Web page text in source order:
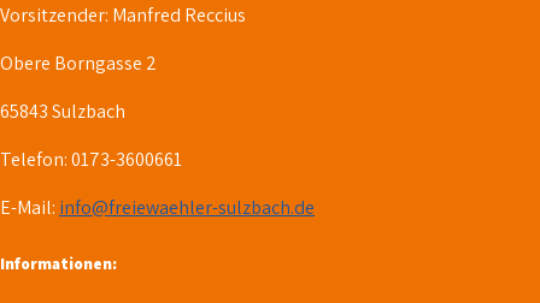
Vorsitzender: Manfred Reccius
Obere Borngasse 2
65843 Sulzbach
Telefon: 0173-3600661
E-Mail: info@freiewaehler-sulzbach.de
Informationen: